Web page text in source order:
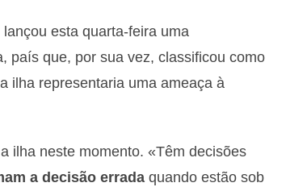
esta quarta-feira uma
país que, por sua vez, classificou como
ilha representaria uma ameaça à
ilha neste momento. «Têm decisões
a decisão errada quando estão sob